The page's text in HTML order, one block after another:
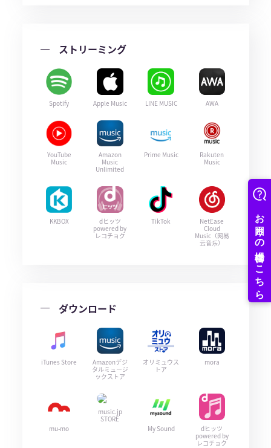
ストリーミング
Spotify Apple Music LINE MUSIC AWA
YouTube
Music
Amazon
Music
Unlimited
Prime Music
Rakuten
Music
KKBOX
dヒッツ
powered by
レコチョク
TikTok
NetEase
Cloud
Music（网易
云音乐）
ダウンロード
iTunes Store
Amazonデジ
タルミュージ
ックストア
オリミュウス
トア
mora
mu-mo
music.jp
STORE
My Sound
dヒッツ
powered by
レコチョク